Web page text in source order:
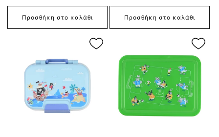
τιμή
Προσθήκη στο καλάθι Προσθήκη στο καλάθι